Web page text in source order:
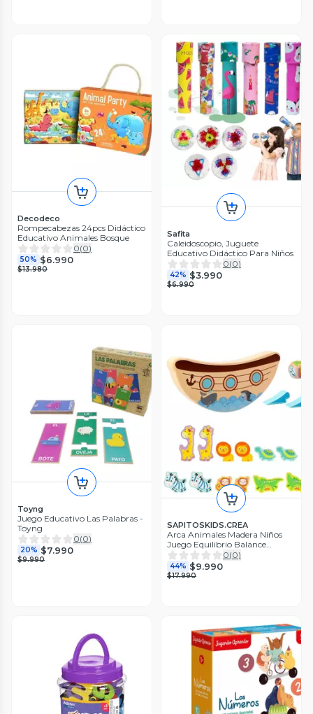
Decodeco
Rompecabezas 24pcs Didáctico
Educativo Animales Bosque
0(0)
50% $6.990
$13.980
Safita
Caleidoscopio, Juguete
Educativo Didáctico Para Niños
0(0)
42% $3.990
$6.990
Toyng
Juego Educativo Las Palabras -
Toyng
0(0)
20% $7.990
$9.990
SAPITOSKIDS.CREA
Arca Animales Madera Niños
Juego Equilibrio Balance
Montessori Educativo
0(0)
44% $9.990
$17.990